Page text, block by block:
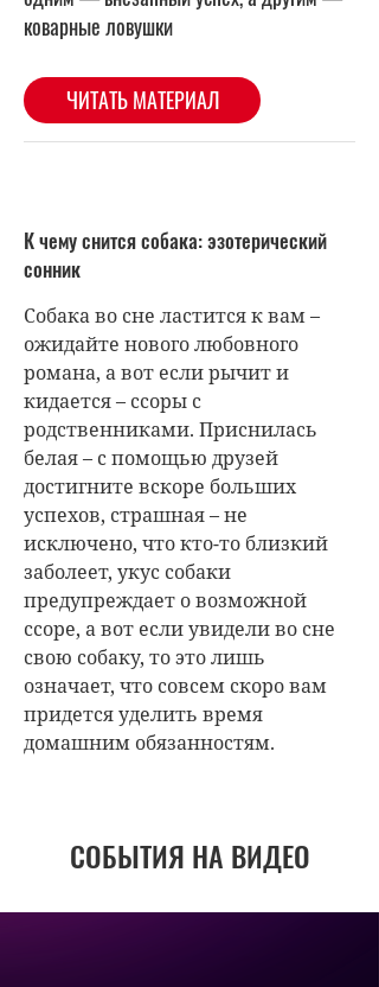
К чему снится собака: эзотерический
сонник
Собака во сне ластится к вам –
ожидайте нового любовного
романа, а вот если рычит и
кидается – ссоры с
родственниками. Приснилась
белая – с помощью друзей
достигните вскоре больших
успехов, страшная – не
исключено, что кто-то близкий
заболеет, укус собаки
предупреждает о возможной
ссоре, а вот если увидели во сне
свою собаку, то это лишь
означает, что совсем скоро вам
придется уделить время
домашним обязанностям.
СОБЫТИЯ НА ВИДЕО